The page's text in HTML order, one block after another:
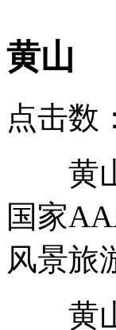
黄山
点击数
黄山
国家
风景旅
黄山